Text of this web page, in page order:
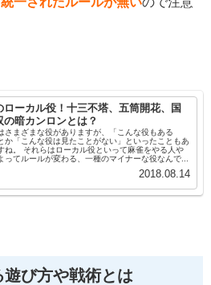
ローカル役！十三不塔、五筒開花、国
の暗カンロンとは？
さまざまな役がありますが、「こんな役もある
か「こんな役は見たことがない」といったこともあ
ね。 それらはローカル役といって麻雀をやる人や
ってルールが変わる、一種のマイナーな役なんで...
2018.08.14
遊び方や戦術とは